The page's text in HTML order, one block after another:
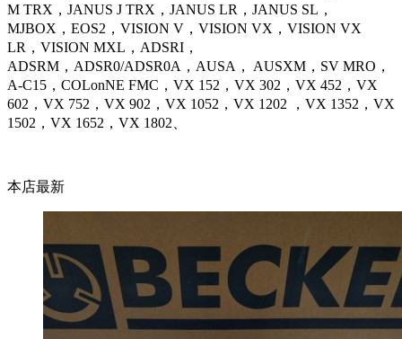
M TRX，JANUS J TRX，JANUS LR，JANUS SL，
MJBOX，EOS2，VISION V，VISION VX，VISION VX
LR，VISION MXL，ADSRI，
ADSRM，ADSR0/ADSR0A，AUSA， AUSXM，SV MRO，
A-C15，COLonNE FMC，VX 152，VX 302，VX 452，VX
602，VX 752，VX 902，VX 1052，VX 1202 ，VX 1352，VX
1502，VX 1652，VX 1802、
本店最新